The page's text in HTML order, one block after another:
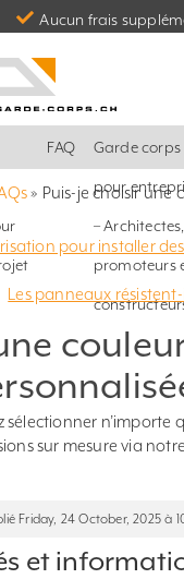
Aucun frais
FAQ Garde corps
pour
– Architectes,
promoteurs
» Puis-je choisir une
pour installer
Les panneaux
sélectionner n’importe
sur mesure via
Friday, 24 October, 2025 à
et